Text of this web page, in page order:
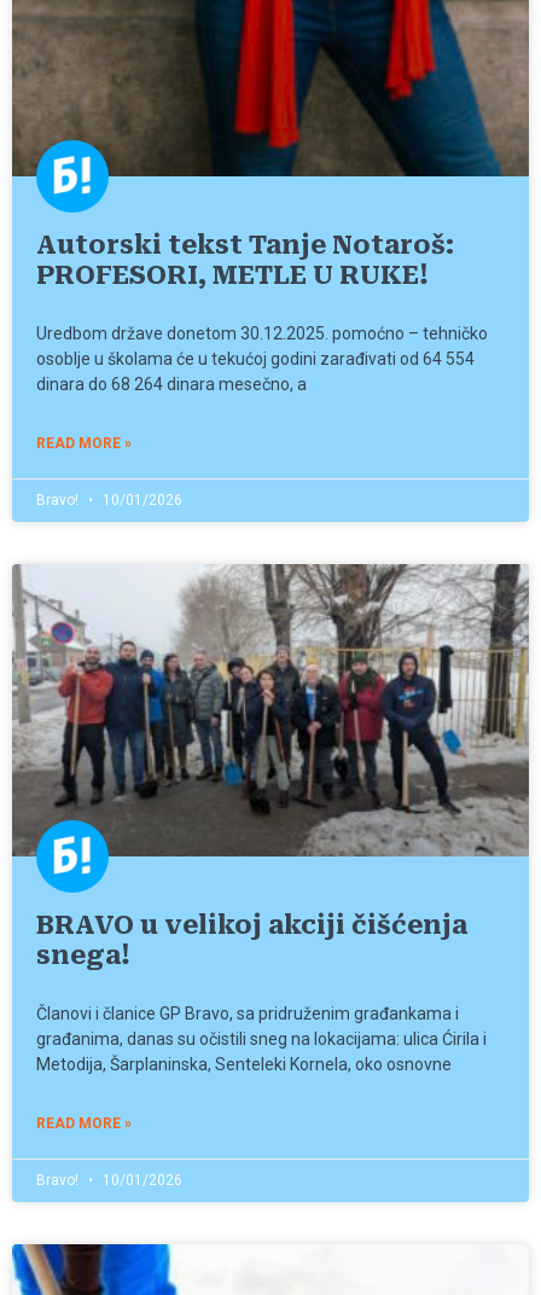
Autorski tekst Tanje Notaroš:
PROFESORI, METLE U RUKE!
Uredbom države donetom 30.12.2025. pomoćno – tehničko
osoblje u školama će u tekućoj godini zarađivati od 64 554
dinara do 68 264 dinara mesečno, a
READ MORE »
Bravo! 10/01/2026
BRAVO u velikoj akciji čišćenja
snega!
Članovi i članice GP Bravo, sa pridruženim građankama i
građanima, danas su očistili sneg na lokacijama: ulica Ćirila i
Metodija, Šarplaninska, Senteleki Kornela, oko osnovne
READ MORE »
Bravo! 10/01/2026